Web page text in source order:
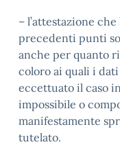
– l’attestazione
precedenti punti
anche per quanto
coloro ai quali i
eccettuato il caso
impossibile o
manifestamente
tutelato.